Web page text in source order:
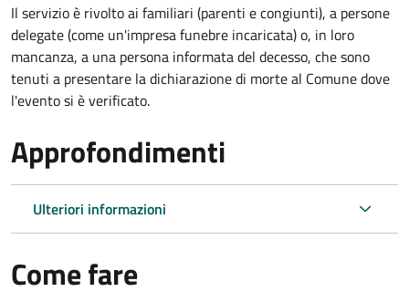
Il servizio è rivolto ai familiari (parenti e congiunti), a persone
delegate (come un'impresa funebre incaricata) o, in loro
mancanza, a una persona informata del decesso, che sono
tenuti a presentare la dichiarazione di morte al Comune dove
l'evento si è verificato.
Approfondimenti
Ulteriori informazioni
Come fare